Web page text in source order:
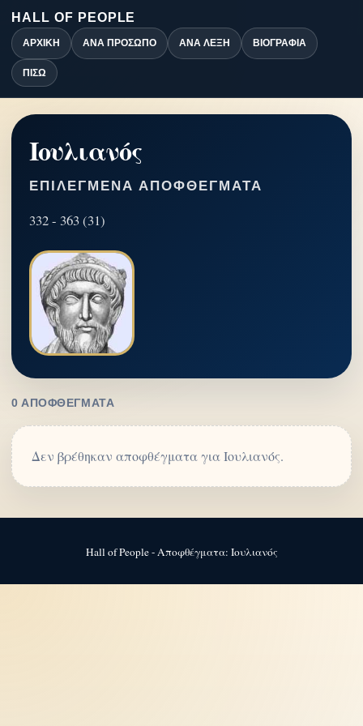
HALL OF PEOPLE
ΑΡΧΙΚΉ ΑΝΆ ΠΡΌΣΩΠΟ ΑΝΆ ΛΈΞΗ ΒΙΟΓΡΑΦΊΑ
ΠΊΣΩ
Ιουλιανός
ΕΠΙΛΕΓΜΈΝΑ ΑΠΟΦΘΈΓΜΑΤΑ
332 - 363 (31)
0 ΑΠΟΦΘΈΓΜΑΤΑ
Δεν βρέθηκαν αποφθέγματα για Ιουλιανός.
Hall of People - Αποφθέγματα: Ιουλιανός